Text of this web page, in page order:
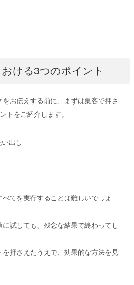
ける3つのポイント
お伝えする前に、まずは集客で押さ
トをご紹介します。
出し
てを実行することは難しいでしょ
試しても、残念な結果で終わってし
を押さえたうえで、効果的な方法を見